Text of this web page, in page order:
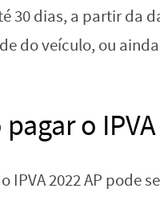
30 dias, a partir da
do veículo, ou
o
IPVA 2022 AP pode